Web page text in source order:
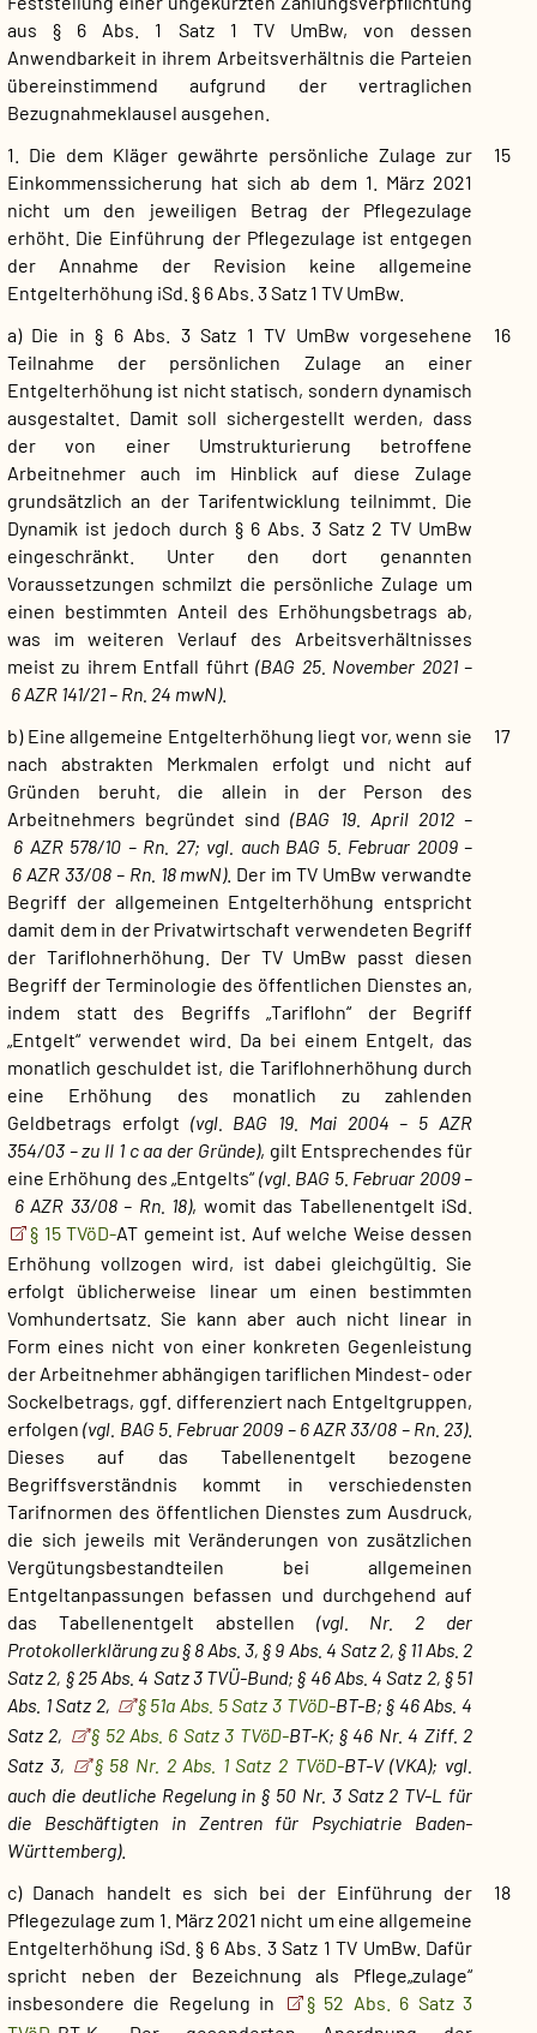
aus § 6 Abs. 1 Satz 1 TV UmBw, von dessen
Anwendbarkeit in ihrem Arbeitsverhältnis die Parteien
übereinstimmend aufgrund der vertraglichen
Bezugnahmeklausel ausgehen.
15
1. Die dem Kläger gewährte persönliche Zulage zur
Einkommenssicherung hat sich ab dem 1. März 2021
nicht um den jeweiligen Betrag der Pflegezulage
erhöht. Die Einführung der Pflegezulage ist entgegen
der Annahme der Revision keine allgemeine
Entgelterhöhung iSd. § 6 Abs. 3 Satz 1 TV UmBw.
16
a) Die in § 6 Abs. 3 Satz 1 TV UmBw vorgesehene
Teilnahme der persönlichen Zulage an einer
Entgelterhöhung ist nicht statisch, sondern dynamisch
ausgestaltet. Damit soll sichergestellt werden, dass
der von einer Umstrukturierung betroffene
Arbeitnehmer auch im Hinblick auf diese Zulage
grundsätzlich an der Tarifentwicklung teilnimmt. Die
Dynamik ist jedoch durch § 6 Abs. 3 Satz 2 TV UmBw
eingeschränkt. Unter den dort genannten
Voraussetzungen schmilzt die persönliche Zulage um
einen bestimmten Anteil des Erhöhungsbetrags ab,
was im weiteren Verlauf des Arbeitsverhältnisses
meist zu ihrem Entfall führt (BAG 25. November 2021 –
6 AZR 141/21 – Rn. 24 mwN).
17
b) Eine allgemeine Entgelterhöhung liegt vor, wenn sie
nach abstrakten Merkmalen erfolgt und nicht auf
Gründen beruht, die allein in der Person des
Arbeitnehmers begründet sind (BAG 19. April 2012 –
6 AZR 578/10 – Rn. 27; vgl. auch BAG 5. Februar 2009 –
6 AZR 33/08 – Rn. 18 mwN). Der im TV UmBw verwandte
Begriff der allgemeinen Entgelterhöhung entspricht
damit dem in der Privatwirtschaft verwendeten Begriff
der Tariflohnerhöhung. Der TV UmBw passt diesen
Begriff der Terminologie des öffentlichen Dienstes an,
indem statt des Begriffs „Tariflohn“ der Begriff
„Entgelt“ verwendet wird. Da bei einem Entgelt, das
monatlich geschuldet ist, die Tariflohnerhöhung durch
eine Erhöhung des monatlich zu zahlenden
Geldbetrags erfolgt (vgl. BAG 19. Mai 2004 – 5 AZR
354/03 – zu II 1 c aa der Gründe), gilt Entsprechendes für
eine Erhöhung des „Entgelts“(vgl. BAG 5. Februar 2009 –
6 AZR 33/08 – Rn. 18), womit das Tabellenentgelt iSd.
§ 15 TVöD-AT gemeint ist. Auf welche Weise dessen
Erhöhung vollzogen wird, ist dabei gleichgültig. Sie
erfolgt üblicherweise linear um einen bestimmten
Vomhundertsatz. Sie kann aber auch nicht linear in
Form eines nicht von einer konkreten Gegenleistung
der Arbeitnehmer abhängigen tariflichen Mindest- oder
Sockelbetrags, ggf. differenziert nach Entgeltgruppen,
erfolgen (vgl. BAG 5. Februar 2009 – 6 AZR 33/08 – Rn. 23).
Dieses auf das Tabellenentgelt bezogene
Begriffsverständnis kommt in verschiedensten
Tarifnormen des öffentlichen Dienstes zum Ausdruck,
die sich jeweils mit Veränderungen von zusätzlichen
Vergütungsbestandteilen bei allgemeinen
Entgeltanpassungen befassen und durchgehend auf
das Tabellenentgelt abstellen
(vgl. Nr. 2 der
Protokollerklärung zu § 8 Abs. 3, § 9 Abs. 4 Satz 2, § 11 Abs. 2
Satz 2, § 25 Abs. 4 Satz 3 TVÜ-Bund; § 46 Abs. 4 Satz 2, § 51
Abs. 1 Satz 2,
§ 51a Abs. 5 Satz 3 TVöD-BT-B; § 46 Abs. 4
Satz 2,
§ 52 Abs. 6 Satz 3 TVöD-BT-K; § 46 Nr. 4 Ziff. 2
Satz 3,
§ 58 Nr. 2 Abs. 1 Satz 2 TVöD-BT-V (VKA); vgl.
auch die deutliche Regelung in § 50 Nr. 3 Satz 2 TV-L für
die Beschäftigten in Zentren für Psychiatrie Baden-
Württemberg).
18
c) Danach handelt es sich bei der Einführung der
Pflegezulage zum 1. März 2021 nicht um eine allgemeine
Entgelterhöhung iSd. § 6 Abs. 3 Satz 1 TV UmBw. Dafür
spricht neben der Bezeichnung als Pflege„zulage“
insbesondere die Regelung in
§ 52 Abs. 6 Satz 3